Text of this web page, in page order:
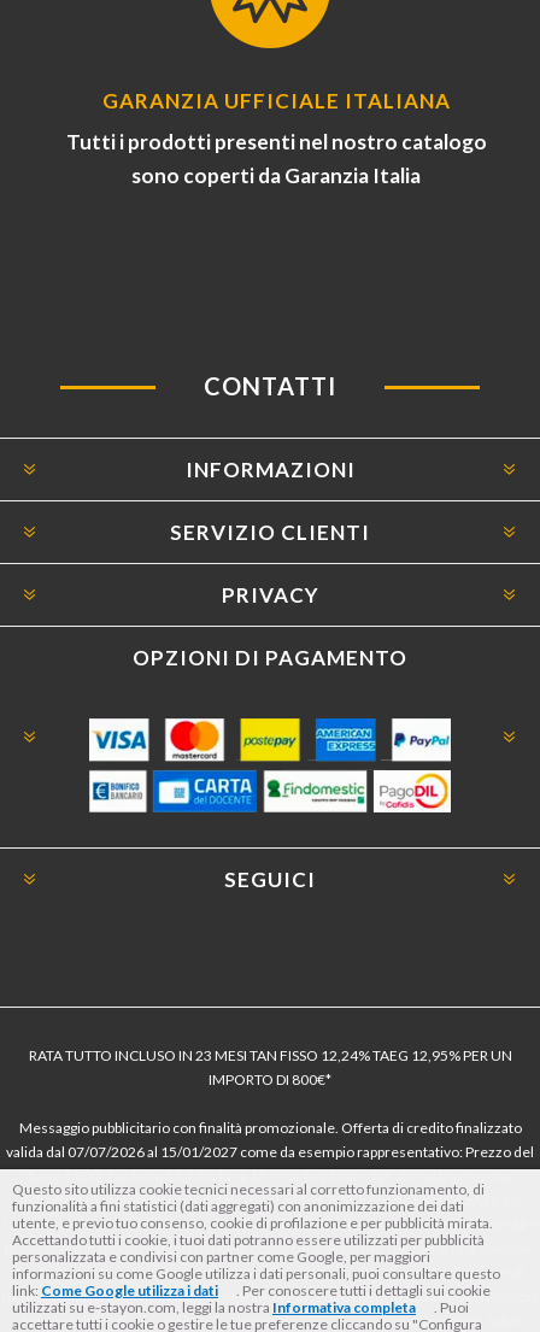
GARANZIA UFFICIALE ITALIANA
Tutti i prodotti presenti nel nostro catalogo
sono coperti da Garanzia Italia
CONTATTI
INFORMAZIONI
SERVIZIO CLIENTI
PRIVACY
OPZIONI DI PAGAMENTO
SEGUICI
RATA TUTTO INCLUSO IN 23 MESI TAN FISSO 12,24% TAEG 12,95% PER UN
IMPORTO DI 800€*
Messaggio pubblicitario con finalità promozionale. Offerta di credito finalizzato
valida dal 07/07/2026 al 15/01/2027 come da esempio rappresentativo: Prezzo del
dell’offerta azzerati. Importo totale del credito € 800. Importo totale dovuto dal
Consumatore € 920. Decorrenza media della prima rata a 90 giorni. Al fine di gestire
le tue spese in modo responsabile e di conoscere eventuali altre offerte disponibili,
Findomestic ti ricorda, prima di sottoscrivere il contratto, di prendere visione di
tutte le condizioni economiche e contrattuali, facendo riferimento alle Informazioni
Europee di Base sul Credito ai Consumatori (IEBCC) nel percorso online. Salvo
Questo sito utilizza cookie tecnici necessari al corretto funzionamento, di
funzionalità a fini statistici (dati aggregati) con anonimizzazione dei dati
utente, e previo tuo consenso, cookie di profilazione e per pubblicità mirata.
Accettando tutti i cookie, i tuoi dati potranno essere utilizzati per pubblicità
personalizzata e condivisi con partner come Google, per maggiori
informazioni su come Google utilizza i dati personali, puoi consultare questo
link: Come Google utilizza i dati
. Per conoscere tutti i dettagli sui cookie
utilizzati su e-stayon.com, leggi la nostra Informativa completa
. Puoi
accettare tutti i cookie o gestire le tue preferenze cliccando su "Configura